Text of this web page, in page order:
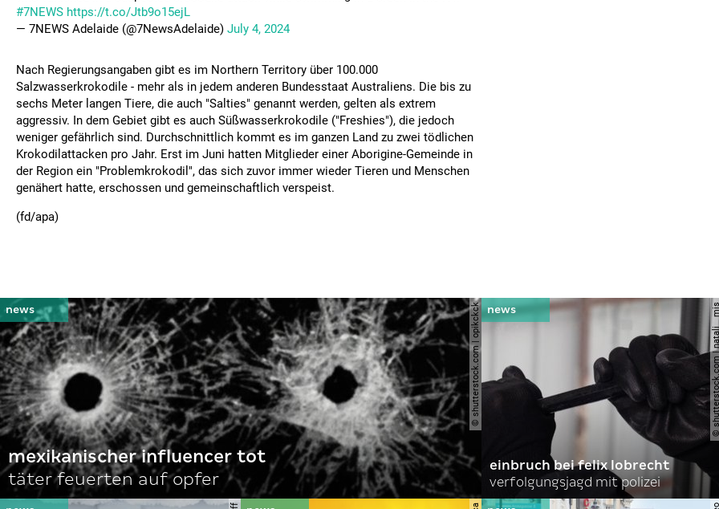
#7NEWS https://t.co/Jtb9o15ejL
— 7NEWS Adelaide (@7NewsAdelaide) July 4, 2024
Nach Regierungsangaben gibt es im Northern Territory über 100.000
Salzwasserkrokodile - mehr als in jedem anderen Bundesstaat Australiens. Die bis zu
sechs Meter langen Tiere, die auch "Salties" genannt werden, gelten als extrem
aggressiv. In dem Gebiet gibt es auch Süßwasserkrokodile ("Freshies"), die jedoch
weniger gefährlich sind. Durchschnittlich kommt es im ganzen Land zu zwei tödlichen
Krokodilattacken pro Jahr. Erst im Juni hatten Mitglieder einer Aborigine-Gemeinde in
der Region ein "Problemkrokodil", das sich zuvor immer wieder Tieren und Menschen
genähert hatte, erschossen und gemeinschaftlich verspeist.
(fd/apa)
© shutterstock.com | opikckck
mexikanischer influencer tot
täter feuerten auf opfer
©
einbruch bei felix lobrecht
verfolgungsjagd mit polizei